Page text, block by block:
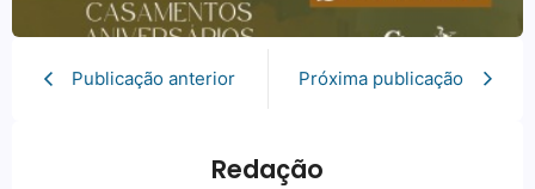
Publicação anterior Próxima publicação
Redação